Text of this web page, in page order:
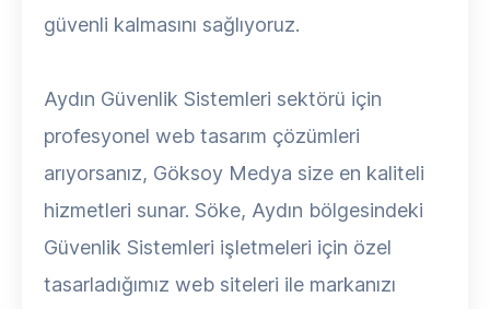
güvenli kalmasını sağlıyoruz.
Aydın Güvenlik Sistemleri sektörü için
profesyonel web tasarım çözümleri
arıyorsanız, Göksoy Medya size en kaliteli
hizmetleri sunar. Söke, Aydın bölgesindeki
Güvenlik Sistemleri işletmeleri için özel
tasarladığımız web siteleri ile markanızı